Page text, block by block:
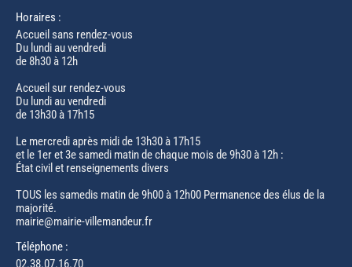
Horaires :
Accueil sans rendez-vous
Du lundi au vendredi
de 8h30 à 12h
Accueil sur rendez-vous
Du lundi au vendredi
de 13h30 à 17h15
Le mercredi après midi de 13h30 à 17h15
et le 1er et 3e samedi matin de chaque mois de 9h30 à 12h :
État civil et renseignements divers
TOUS les samedis matin de 9h00 à 12h00 Permanence des élus de la
majorité.
mairie@mairie-villemandeur.fr
Téléphone :
02.38.07.16.70